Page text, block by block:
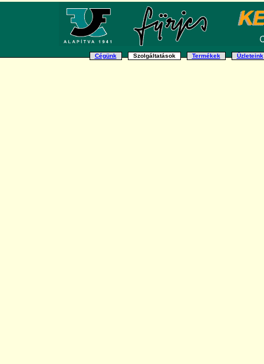
Cégünk Szolgáltatások Termékek Üzleteink